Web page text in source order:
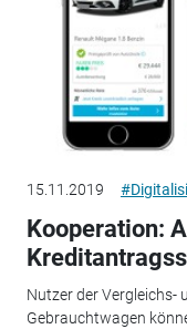
15.11.2019
Kooperation:
Nutzer der
Gebrauchtwagen